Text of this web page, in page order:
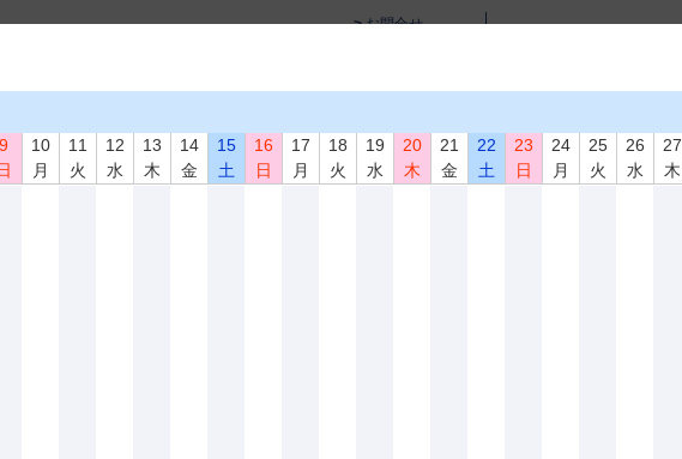
お問合せ
9
10
月
11
火
12
水
13
木
14
金
15
土
16
日
17
月
18
火
19
水
20
木
21
金
22
土
23
日
24
月
25
火
26
水
27
木